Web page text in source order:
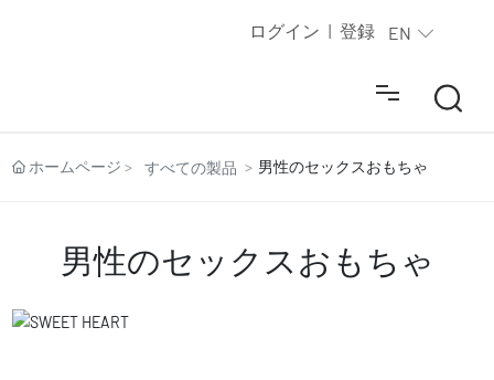
ログイン 登録 EN
すべての製品
ホームページ すべての製品 男性のセックスおもちゃ
男性のセックスおもちゃ